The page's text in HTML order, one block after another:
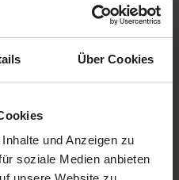
Über Cookies
und Anzeigen zu
soziale Medien anbieten